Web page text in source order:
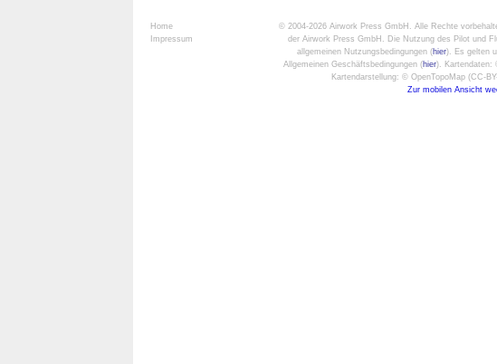
Home
Impressum
© 2004-2026 Airwork Press GmbH . Alle Rechte
der Airwork Press GmbH. Die Nutzung des Pilot und
allgemeinen Nutzungsbedingungen (hier). Es gelten
Allgemeinen Geschäftsbedingungen (hier). Kartendaten:
Kartendarstellung: © OpenTopoMap (CC-
Zur mobilen Ansicht